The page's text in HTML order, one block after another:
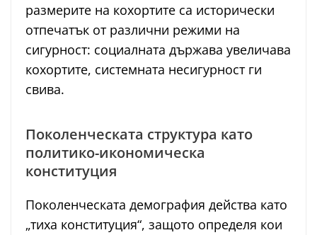
размерите на кохортите са исторически
отпечатък от различни режими на
сигурност: социалната държава увеличава
кохортите, системната несигурност ги
свива.
Поколенческата структура като
политико-икономическа
конституция
Поколенческата демография действа като
„тиха конституция“, защото определя кои